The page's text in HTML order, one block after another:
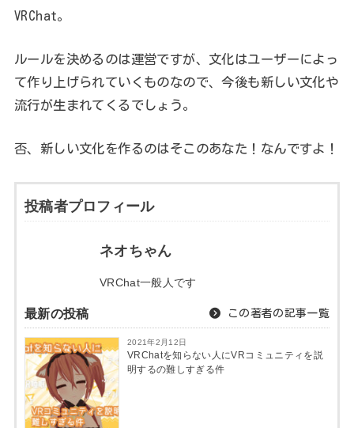
VRChat。
ルールを決めるのは運営ですが、文化はユーザーによっ
て作り上げられていくものなので、今後も新しい文化や
流行が生まれてくるでしょう。
否、新しい文化を作るのはそこのあなた！なんですよ！
投稿者プロフィール
ネオちゃん
VRChat一般人です
最新の投稿 この著者の記事一覧
2021年2月12日
VRChatを知らない人にVRコミュニティを説
明するの難しすぎる件